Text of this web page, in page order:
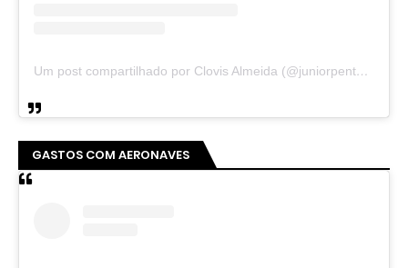
Um post compartilhado por Clovis Almeida (@juniorpentecoste01)
GASTOS COM AERONAVES